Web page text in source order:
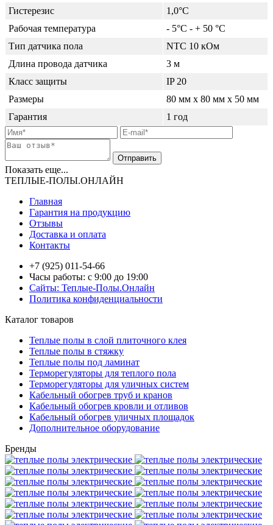
Гистерезис
1,0°С
Рабочая температура
- 5°С - + 50 °С
Тип датчика пола
NTC 10 кОм
Длина провода датчика
3 м
Класс защиты
IP 20
Размеры
80 мм x 80 мм x 50 мм
Гарантия
1 год
Показать еще...
ТЕПЛЫЕ-ПОЛЫ.ОНЛАЙН
Главная
Гарантия на продукцию
Отзывы
Доставка и оплата
Контакты
+7 (925) 011-54-66
Часы работы: с 9:00 до 19:00
Сайты: Теплые-Полы.Онлайн
Политика конфиденциальности
Каталог товаров
Теплые полы в слой плиточного клея
Теплые полы в стяжку
Теплые полы под ламинат
Терморегуляторы для теплого пола
Терморегуляторы для уличных систем
Кабельный обогрев труб и кранов
Кабельный обогрев кровли и отливов
Кабельный обогрев уличных площадок
Дополнительное оборудование
Бренды